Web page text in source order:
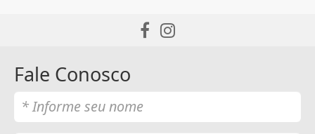
Fale Conosco